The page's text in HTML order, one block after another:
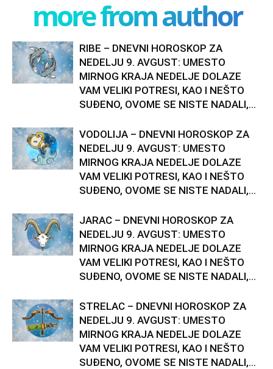
more from author
RIBE – DNEVNI HOROSKOP ZA
NEDELJU 9. AVGUST: UMESTO
MIRNOG KRAJA NEDELJE DOLAZE
VAM VELIKI POTRESI, KAO I NEŠTO
SUĐENO, OVOME SE NISTE NADALI,...
VODOLIJA – DNEVNI HOROSKOP ZA
NEDELJU 9. AVGUST: UMESTO
MIRNOG KRAJA NEDELJE DOLAZE
VAM VELIKI POTRESI, KAO I NEŠTO
SUĐENO, OVOME SE NISTE NADALI,...
JARAC – DNEVNI HOROSKOP ZA
NEDELJU 9. AVGUST: UMESTO
MIRNOG KRAJA NEDELJE DOLAZE
VAM VELIKI POTRESI, KAO I NEŠTO
SUĐENO, OVOME SE NISTE NADALI,...
STRELAC – DNEVNI HOROSKOP ZA
NEDELJU 9. AVGUST: UMESTO
MIRNOG KRAJA NEDELJE DOLAZE
VAM VELIKI POTRESI, KAO I NEŠTO
SUĐENO, OVOME SE NISTE NADALI,...